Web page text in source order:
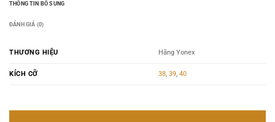
THÔNG TIN BỔ SUNG
ĐÁNH GIÁ (0)
THƯƠNG HIỆU Hãng Yonex
KÍCH CỠ 38,39,40